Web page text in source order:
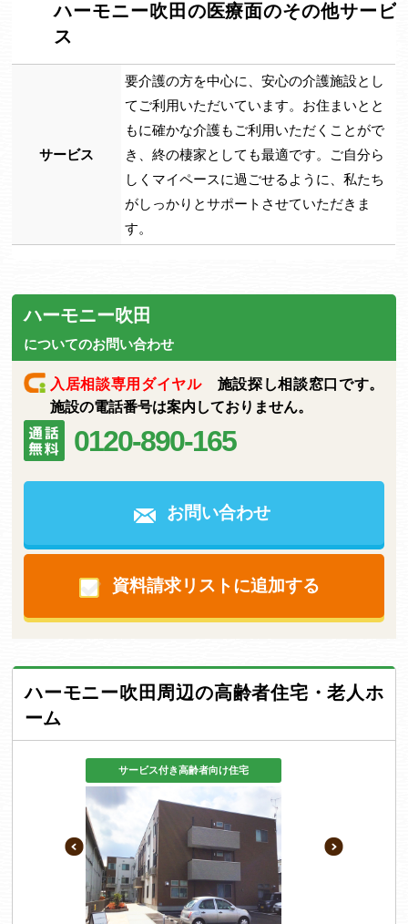
ハーモニー吹田の医療面のその他サービ
ス
サービス
要介護の方を中心に、安心の介護施設とし
てご利用いただいています。お住まいとと
もに確かな介護もご利用いただくことがで
き、終の棲家としても最適です。ご自分ら
しくマイペースに過ごせるように、私たち
がしっかりとサポートさせていただきま
す。
ハーモニー吹田
についてのお問い合わせ
入居相談専用ダイヤル施設探し相談窓口です。
施設の電話番号は案内しておりません。
0120-890-165
お問い合わせ
資料請求リストに追加する
ハーモニー吹田周辺の高齢者住宅・老人ホ
ーム
サービス付き高齢者向け住宅